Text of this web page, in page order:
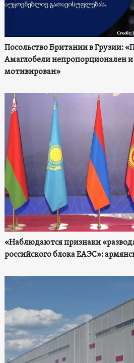
Посольство Британии в Грузии:
Амаглобели непропорционален
мотивирован»
«Наблюдаются признаки
российского блока ЕАЭС»: